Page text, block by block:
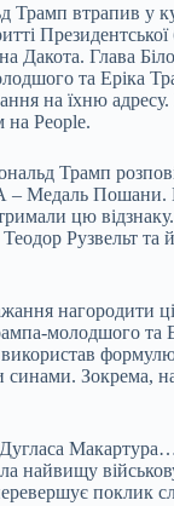
втрапив у
Президентської
Дакота. Глава
та Еріка
на їхню
на People.
Трамп
– Медаль Пошани.
цю
Теодор Рузвельт
нагородити
молодшого та
синами. Зокрема,
найвищу
поклик